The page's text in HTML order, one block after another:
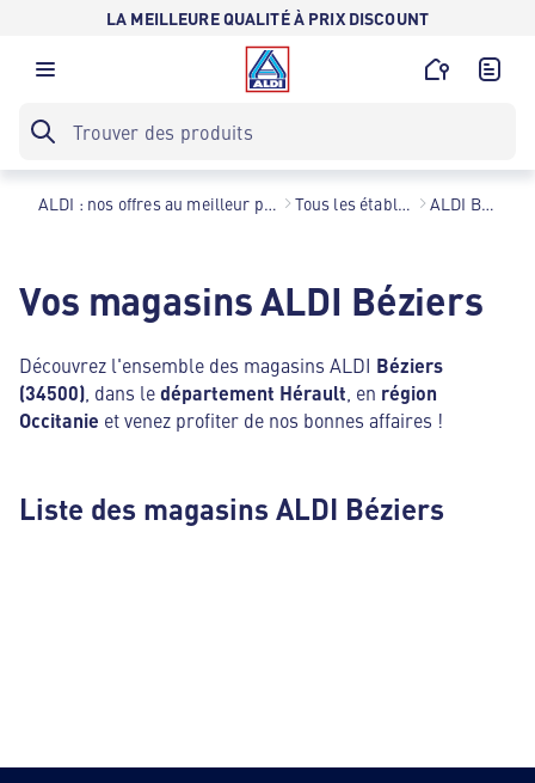
LA MEILLEURE QUALITÉ À PRIX DISCOUNT
ALDI : nos offres au meilleur prix toute l’année ! Tous les établissements ALDI Béziers
Vos magasins ALDI Béziers
Découvrez l'ensemble des magasins ALDI Béziers
(34500) , dans ledépartement Hérault , en région
Occitanie et venez profiter de nos bonnes affaires !
Liste des magasins ALDI Béziers